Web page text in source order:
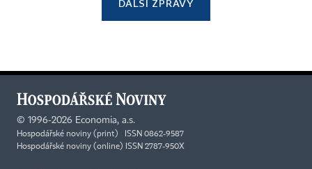
DALŠÍ ZPRÁVY
© 1996-2026 Economia, a.s.
Hospodářské noviny (print) ISSN 0862-9587
Hospodářské noviny (online) ISSN 2787-950X